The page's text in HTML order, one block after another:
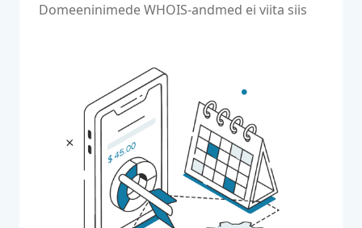
Domeeninimede WHOIS-andmed ei viita siis